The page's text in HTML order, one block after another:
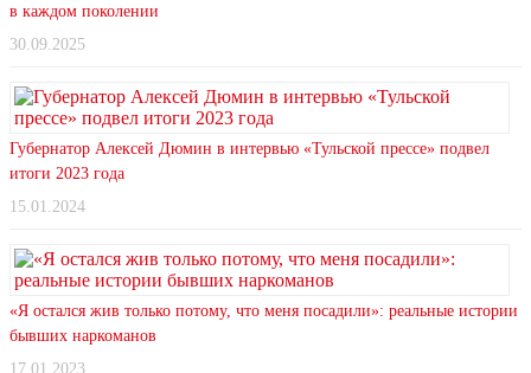
в каждом поколении
30.09.2025
Губернатор Алексей Дюмин в интервью «Тульской прессе» подвел
итоги 2023 года
15.01.2024
«Я остался жив только потому, что меня посадили»: реальные истории
бывших наркоманов
17.01.2023